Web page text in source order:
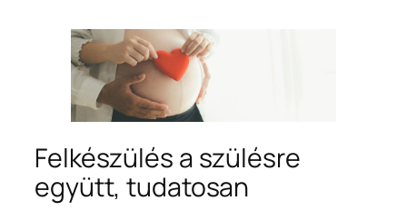
Felkészülés a szülésre
együtt, tudatosan